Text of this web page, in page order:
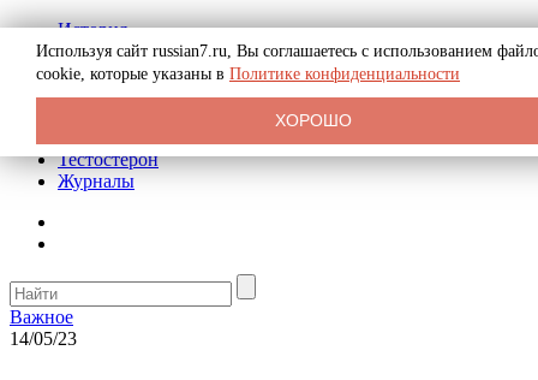
История
Биография
Криминал
Реклама на сайте
Тестостерон
Журналы
Важное
14/05/23
Используя сайт russian7.ru, Вы соглашаетесь с использованием
cookie, которые указаны в Политике конфиденциальности
ХОРОШО